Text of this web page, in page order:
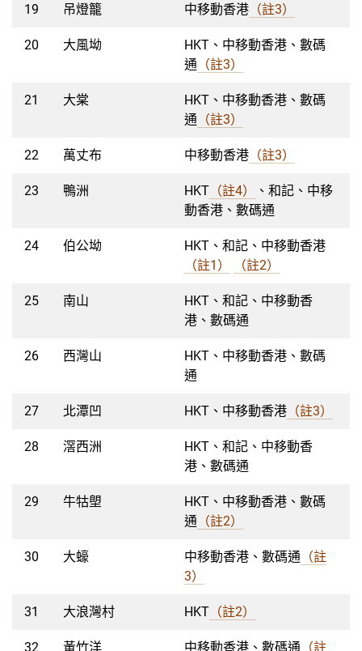
19 吊燈籠 中移動香港 （註3）
20 大風坳
HKT、中移動香港、數碼
通 （註3）
21 大棠
HKT、中移動香港、數碼
通 （註3）
22 萬丈布 中移動香港 （註3）
23 鴨洲 HKT （註4）
、和記、中移
動香港、數碼通
24 伯公坳
HKT、和記、中移動香港
（註1）
（註2）
25 南山
HKT、和記、中移動香
港、數碼通
26 西灣山
HKT、中移動香港、數碼
通
27 北潭凹 HKT、中移動香港 （註3）
28 滘西洲
HKT、和記、中移動香
港、數碼通
29 牛牯塱
HKT、中移動香港、數碼
通 （註2）
30 大蠔 中移動香港、數碼通 （註
3）
31 大浪灣村 HKT （註2）
32 黃竹洋 中移動香港、數碼通 （註